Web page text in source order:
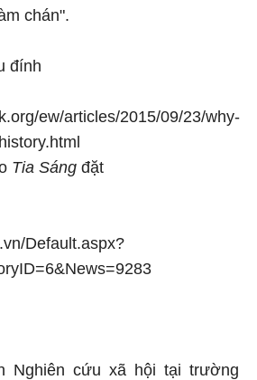
chán".
đính
ew/articles/2015/09/23/why-
Tia Sáng đặt
Default.aspx?
Nghiên cứu xã hội tại trường